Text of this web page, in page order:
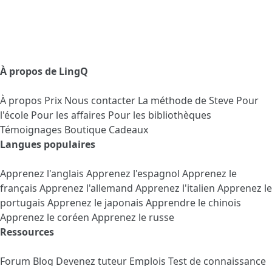
À propos de LingQ
À propos Prix Nous contacter La méthode de Steve Pour
l'école Pour les affaires Pour les bibliothèques
Témoignages Boutique Cadeaux
Langues populaires
Apprenez l'anglais Apprenez l'espagnol Apprenez le
français Apprenez l'allemand Apprenez l'italien Apprenez le
portugais Apprenez le japonais Apprendre le chinois
Apprenez le coréen Apprenez le russe
Ressources
Forum Blog Devenez tuteur Emplois Test de connaissance